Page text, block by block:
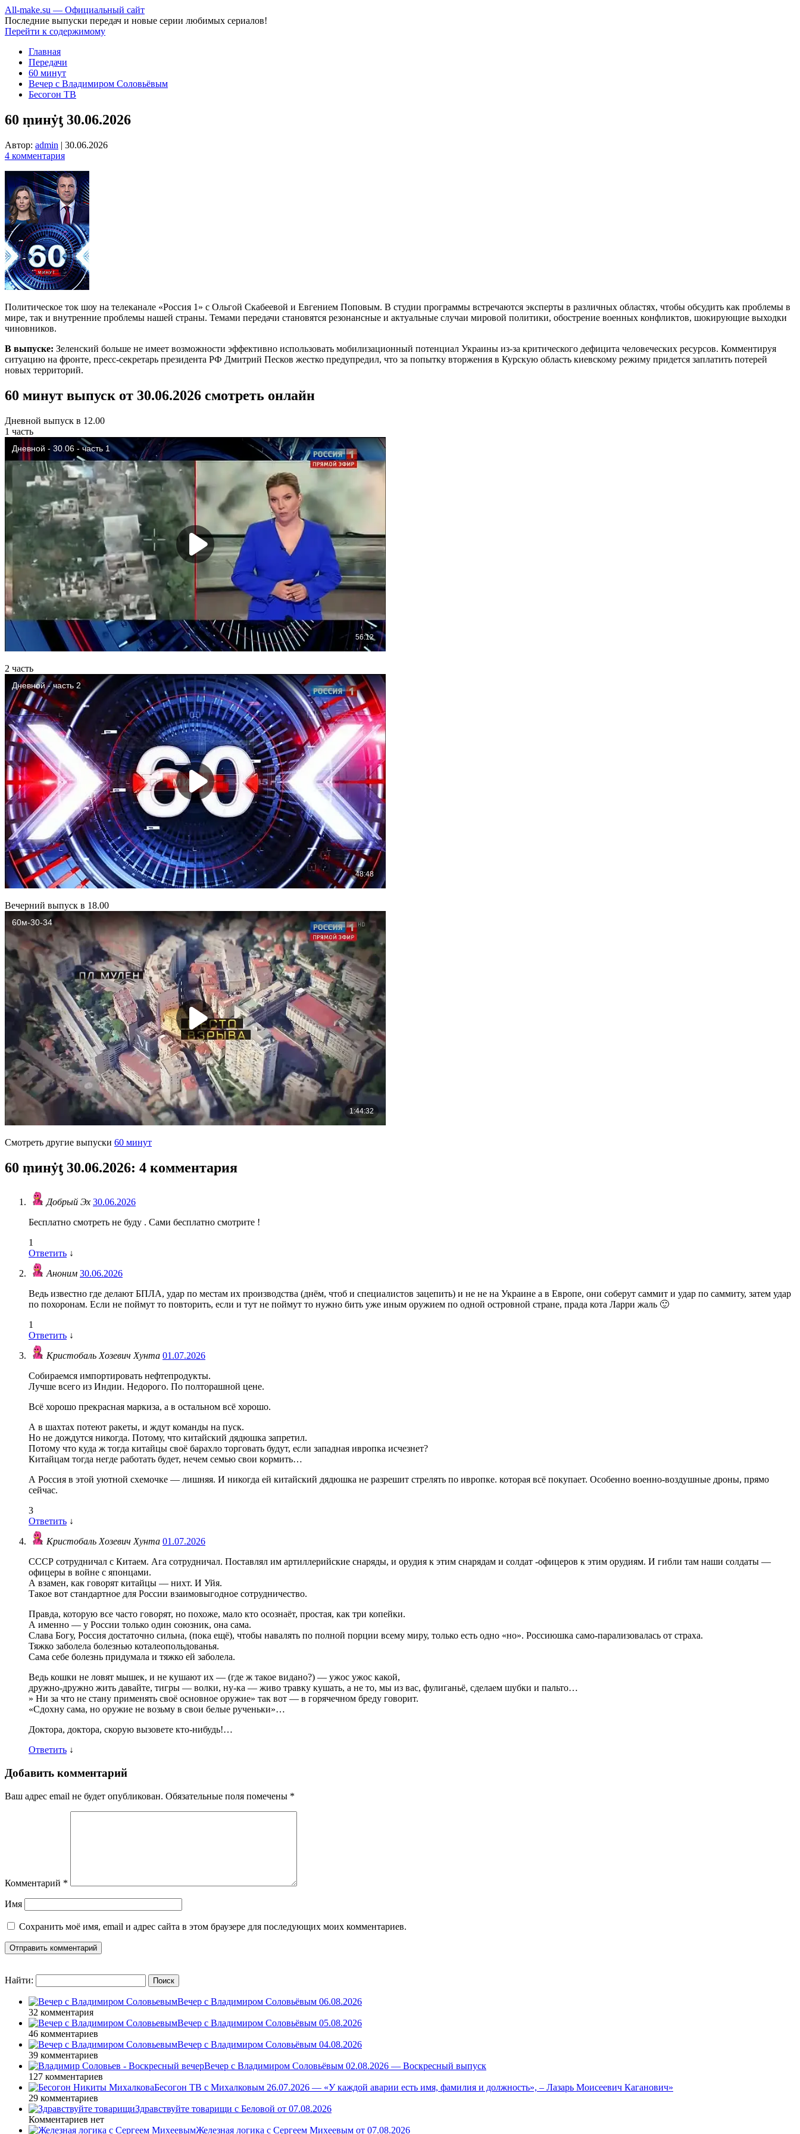
All-make.su — Официальный сайт
Последние выпуски передач и новые серии любимых сериалов!
Перейти к содержимому
Главная
Передачи
60 минут
Вечер с Владимиром Соловьёвым
Бесогон ТВ
60 ṃинẏƫ 30.06.2026
Автор: admin | 30.06.2026
4 комментария
Политическое ток шоу на телеканале «Россия 1» с Ольгой Скабеевой и Евгением Поповым. В студии программы встречаются эксперты в различных областях, чтобы обсудить как проблемы в
мире, так и внутренние проблемы нашей страны. Темами передачи становятся резонансные и актуальные случаи мировой политики, обострение военных конфликтов, шокирующие выходки
чиновников.
В выпуске: Зеленский больше не имеет возможности эффективно использовать мобилизационный потенциал Украины из-за критического дефицита человеческих ресурсов. Комментируя
ситуацию на фронте, пресс-секретарь президента РФ Дмитрий Песков жестко предупредил, что за попытку вторжения в Курскую область киевскому режиму придется заплатить потерей
новых территорий.
60 минут выпуск от 30.06.2026 смотреть онлайн
Дневной выпуск в 12.00
1 часть
2 часть
Вечерний выпуск в 18.00
Смотреть другие выпуски 60 минут
60 ṃинẏƫ 30.06.2026: 4 комментария
Добрый Эх 30.06.2026
Бесплатно смотреть не буду . Сами бесплатно смотрите !
1
Ответить ↓
Аноним 30.06.2026
Ведь известно где делают БПЛА, удар по местам их производства (днём, чтоб и специалистов зацепить) и не не на Украине а в Европе, они соберут саммит и удар по саммиту, затем удар
по похоронам. Если не поймут то повторить, если и тут не поймут то нужно бить уже иным оружием по одной островной стране, прада кота Ларри жаль 🙂
1
Ответить ↓
Кристобаль Хозевич Хунта 01.07.2026
Собираемся импортировать нефтепродукты.
Лучше всего из Индии. Недорого. По полторашной цене.
Всё хорошо прекрасная маркиза, а в остальном всё хорошо.
А в шахтах потеют ракеты, и ждут команды на пуск.
Но не дождутся никогда. Потому, что китайский дядюшка запретил.
Потому что куда ж тогда китайцы своё барахло торговать будут, если западная ивропка исчезнет?
Китайцам тогда негде работать будет, нечем семью свои кормить…
А Россия в этой уютной схемочке — лишняя. И никогда ей китайский дядюшка не разрешит стрелять по ивропке. которая всё покупает. Особенно военно-воздушные дроны, прямо
сейчас.
3
Ответить ↓
Кристобаль Хозевич Хунта 01.07.2026
СССР сотрудничал с Китаем. Ага сотрудничал. Поставлял им артиллерийские снаряды, и орудия к этим снарядам и солдат -офицеров к этим орудиям. И гибли там наши солдаты —
офицеры в войне с японцами.
А взамен, как говорят китайцы — нихт. И Уйя.
Такое вот стандартное для России взаимовыгодное сотрудничество.
Правда, которую все часто говорят, но похоже, мало кто осознаёт, простая, как три копейки.
А именно — у России только один союзник, она сама.
Слава Богу, Россия достаточно сильна, (пока ещё), чтобы навалять по полной порции всему миру, только есть одно «но». Россиюшка само-парализовалась от страха.
Тяжко заболела болезнью коталеопольдованья.
Сама себе болезнь придумала и тяжко ей заболела.
Ведь кошки не ловят мышек, и не кушают их — (где ж такое видано?) — ужос ужос какой,
дружно-дружно жить давайте, тигры — волки, ну-ка — живо травку кушать, а не то, мы из вас, фулиганьё, сделаем шубки и пальто…
» Ни за что не стану применять своё основное оружие» так вот — в горячечном бреду говорит.
«Сдохну сама, но оружие не возьму в свои белые рученьки»…
Доктора, доктора, скорую вызовете кто-нибудь!…
Ответить ↓
Добавить комментарий
Ваш адрес email не будет опубликован. Обязательные поля помечены *
Комментарий *
Имя
Сохранить моё имя, email и адрес сайта в этом браузере для последующих моих комментариев.
Найти:
Вечер с Владимиром Соловьёвым 06.08.2026
32 комментария
Вечер с Владимиром Соловьёвым 05.08.2026
46 комментариев
Вечер с Владимиром Соловьёвым 04.08.2026
39 комментариев
Вечер с Владимиром Соловьёвым 02.08.2026 — Воскресный выпуск
127 комментариев
Бесогон ТВ с Михалковым 26.07.2026 — «У каждой аварии есть имя, фамилия и должность», – Лазарь Моисеевич Каганович»
29 комментариев
Здравствуйте товарищи с Беловой от 07.08.2026
Комментариев нет
Железная логика с Сергеем Михеевым от 07.08.2026